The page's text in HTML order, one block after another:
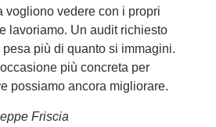
vogliono vedere con i propri
lavoriamo. Un audit richiesto
più di quanto si immagini.
più concreta per
possiamo ancora migliorare.
Friscia